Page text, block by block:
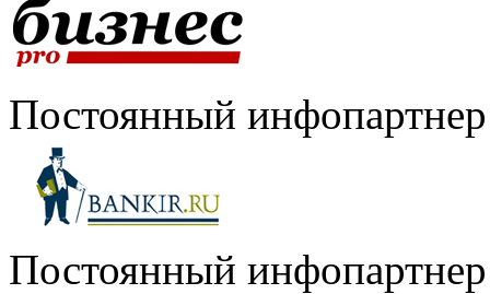
Постоянный инфопартнер
Постоянный инфопартнер